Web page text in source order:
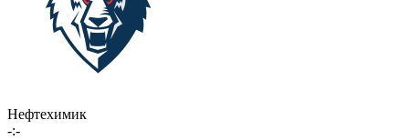
Нефтехимик
-:-